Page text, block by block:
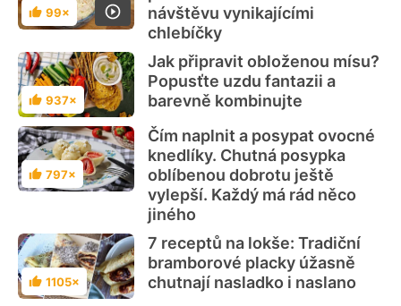
Hodnocení
99×
návštěvu vynikajícími
chlebíčky
Hodnocení
937×
Jak připravit obloženou mísu?
Popusťte uzdu fantazii a
barevně kombinujte
Hodnocení
797×
Čím naplnit a posypat ovocné
knedlíky. Chutná posypka
oblíbenou dobrotu ještě
vylepší. Každý má rád něco
jiného
Hodnocení
1105×
7 receptů na lokše: Tradiční
bramborové placky úžasně
chutnají nasladko i naslano